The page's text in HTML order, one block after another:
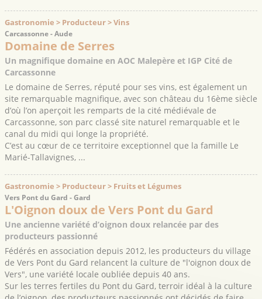
Gastronomie > Producteur > Vins
Carcassonne - Aude
Domaine de Serres
Un magnifique domaine en AOC Malepère et IGP Cité de
Carcassonne
Le domaine de Serres, réputé pour ses vins, est également un
site remarquable magnifique, avec son château du 16ème siècle
d’où l’on aperçoit les remparts de la cité médiévale de
Carcassonne, son parc classé site naturel remarquable et le
canal du midi qui longe la propriété.
C’est au cœur de ce territoire exceptionnel que la famille Le
Marié-Tallavignes, ...
Gastronomie > Producteur > Fruits et Légumes
Vers Pont du Gard - Gard
L'Oignon doux de Vers Pont du Gard
Une ancienne variété d’oignon doux relancée par des
producteurs passionné
Fédérés en association depuis 2012, les producteurs du village
de Vers Pont du Gard relancent la culture de "l'oignon doux de
Vers", une variété locale oubliée depuis 40 ans.
Sur les terres fertiles du Pont du Gard, terroir idéal à la culture